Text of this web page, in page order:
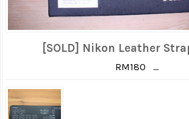
[SOLD] Nikon Leather
RM180 ...